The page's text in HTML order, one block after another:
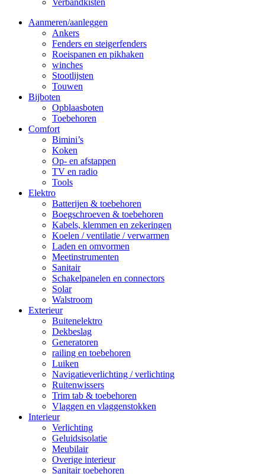
Verbandkisten
Aanmeren/aanleggen
Ankers
Fenders en steigerfenders
Roeispanen en pikhaken
winches
Stootlijsten
Touwen
Bijboten
Opblaasboten
Toebehoren
Comfort
Bimini’s
Koken
Op- en afstappen
TV en radio
Tools
Elektro
Batterijen & toebehoren
Boegschroeven & toebehoren
Kabels, klemmen en zekeringen
Koelen / ventilatie / verwarmen
Laden en omvormen
Meetinstrumenten
Sanitair
Schakelpanelen en connectors
Solar
Walstroom
Exterieur
Buitenelektro
Dekbeslag
Generatoren
railing en toebehoren
Luiken
Navigatieverlichting / verlichting
Ruitenwissers
Trim tab & toebehoren
Vlaggen en vlaggenstokken
Interieur
Verlichting
Geluidsisolatie
Meubilair
Overige interieur
Sanitair toebehoren